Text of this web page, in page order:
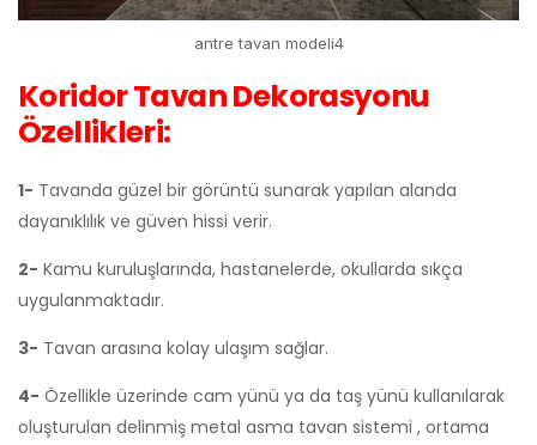
antre tavan modeli4
Koridor Tavan Dekorasyonu
Özellikleri:
1- Tavanda güzel bir görüntü sunarak yapılan alanda
dayanıklılık ve güven hissi verir.
2- Kamu kuruluşlarında, hastanelerde, okullarda sıkça
uygulanmaktadır.
3- Tavan arasına kolay ulaşım sağlar.
4- Özellikle üzerinde cam yünü ya da taş yünü kullanılarak
oluşturulan delinmiş metal asma tavan sistemi , ortama